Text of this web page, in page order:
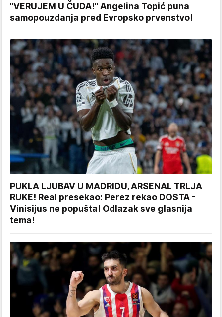
"VERUJEM U ČUDA!" Angelina Topić puna
samopouzdanja pred Evropsko prvenstvo!
PUKLA LJUBAV U MADRIDU, ARSENAL TRLJA
RUKE! Real presekao: Perez rekao DOSTA -
Vinisijus ne popušta! Odlazak sve glasnija
tema!